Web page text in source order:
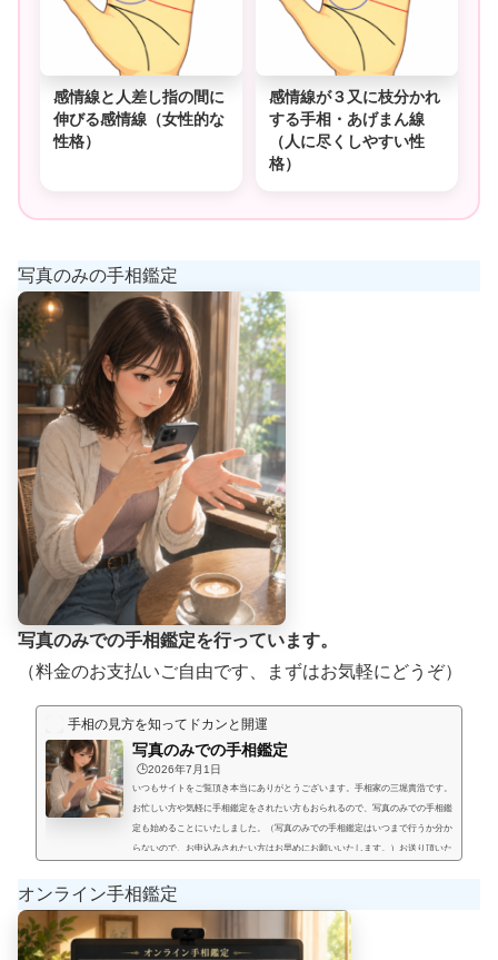
感情線と人差し指の間に
伸びる感情線（女性的な
性格）
感情線が３又に枝分かれ
する手相・あげまん線
（人に尽くしやすい性
格）
写真のみの手相鑑定
写真のみでの手相鑑定を行っています。
（料金のお支払いご自由です、まずはお気軽にどうぞ）
手相の見方を知ってドカンと開運
写真のみでの手相鑑定
🕒️2026年7月1日
いつもサイトをご覧頂き本当にありがとうございます。手相家の三堀貴浩です。
お忙しい方や気軽に手相鑑定をされたい方もおられるので、写真のみでの手相鑑
定も始めることにいたしました。（写真のみでの手相鑑定はいつまで行うか分か
らないので、お申込みされたい方はお早めにお願いいたします。）お送り頂いた
真のみでの手相鑑定では決まった料金と言うものは無く、お好きな金額を鑑定後
オンライン手相鑑定